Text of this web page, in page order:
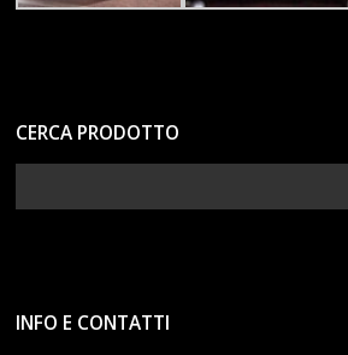
CERCA PRODOTTO
INFO E CONTATTI